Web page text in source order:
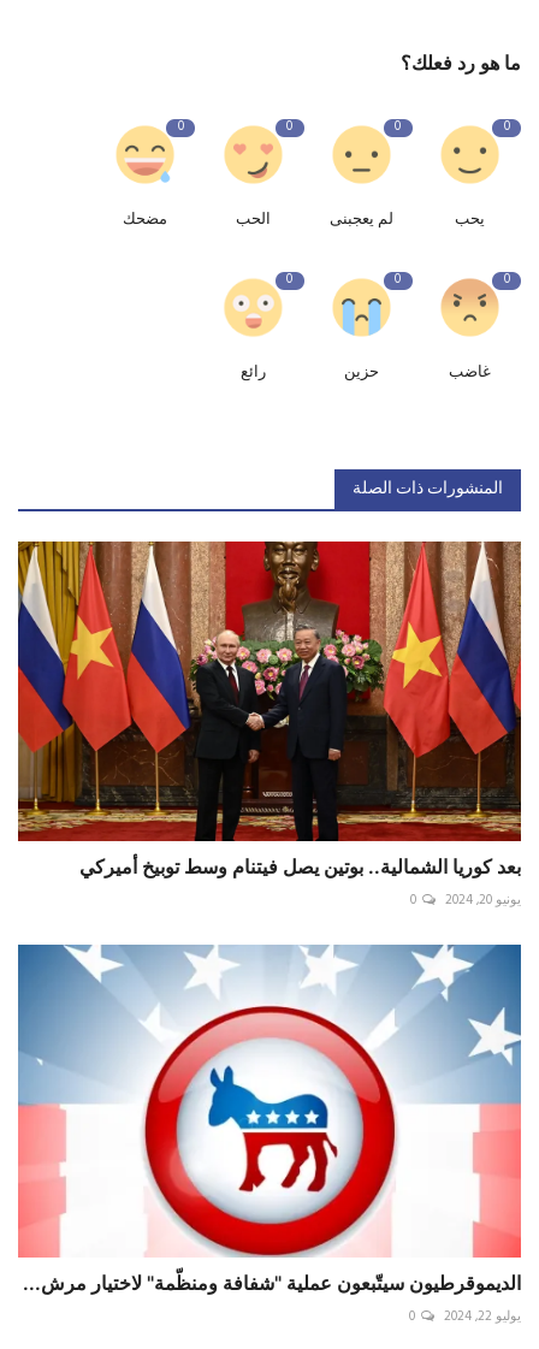
ما هو رد فعلك؟
0
يحب
0
لم يعجبنى
0
الحب
0
مضحك
0
غاضب
0
حزين
0
رائع
المنشورات ذات الصلة
بعد كوريا الشمالية.. بوتين يصل فيتنام وسط توبيخ أميركي
يونيو 20, 2024 0
الديموقرطيون سيتّبعون عملية "شفافة ومنظّمة" لاختيار مرش...
يوليو 22, 2024 0